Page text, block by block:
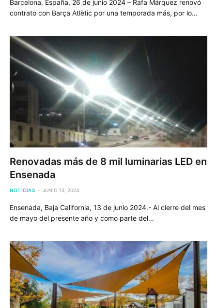
Barcelona, España, 26 de junio 2024 – Rafa Márquez renovó
contrato con Barça Atlètic por una temporada más, por lo…
Renovadas más de 8 mil luminarias LED en
Ensenada
NOTICIAS JUNIO 13, 2024
Ensenada, Baja California, 13 de junio 2024.- Al cierre del mes
de mayo del presente año y como parte del…